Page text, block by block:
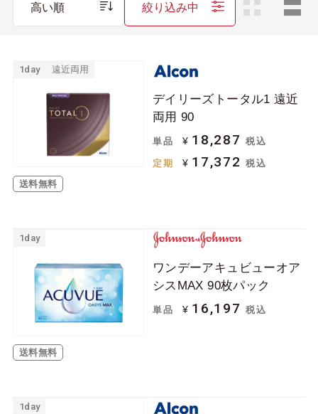
高い順 絞り込み中
遠近両用レンズ
ブランド・メーカー
ジョンソン＆ジョン
ソン
ボシュロム
クーパービジョン
シード
メニコン
ロート
ケア用品
ソフトコンタクトレ
ンズ用
ハードコンタクトレ
ンズ用
その他関連用品
1day 遠近両用
送料無料
デイリーズトータル1 遠近
両用 90
単品 ¥ 18,287 税込
定期 ¥ 17,372 税込
1day
送料無料
ワンデーアキュビューオア
シスMAX 90枚パック
単品 ¥ 16,197 税込
1day